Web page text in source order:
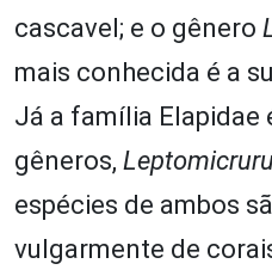
cascavel; e o gênero
mais conhecida é a
Já a família Elapidae
gêneros,
espécies de ambos
vulgarmente de